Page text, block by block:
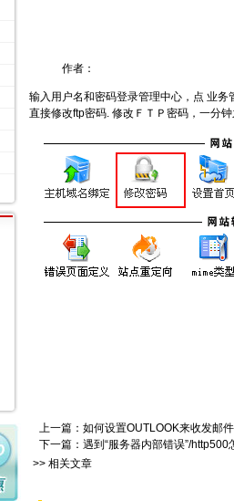
作者：
输入用户名和密码登录管理中心，点 业
直接修改ftp密码. 修改ＦＴＰ密码，一分
上一篇： 如何设置OUTLOOK来收发邮
下一篇： 遇到“服务器内部错误”/http500
>> 相关文章